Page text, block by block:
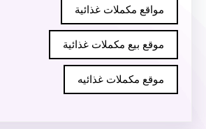
مواقع مكملات غذائية
موقع بيع مكملات غذائية
موقع مكملات غذائيه